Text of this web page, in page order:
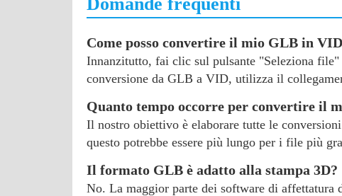
Come posso convertire il mio GLB in
Innanzitutto, fai clic sul pulsante "Seleziona
conversione da GLB a VID, utilizza il
Quanto tempo occorre per convertire il
Il nostro obiettivo è elaborare tutte le
questo potrebbe essere più lungo per i file più
Il formato GLB è adatto alla stampa 3D?
No. La maggior parte dei software di